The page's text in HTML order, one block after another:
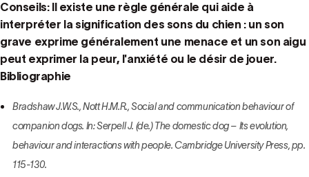
Conseils: Il existe une règle générale qui aide à
interpréter la signification des sons du chien : un son
grave exprime généralement une menace et un son aigu
peut exprimer la peur, l'anxiété ou le désir de jouer.
Bibliographie
Bradshaw J.W.S., Nott H.M.R., Social and communication behaviour of
companion dogs. In: Serpell J. (de.) The domestic dog – Its evolution,
behaviour and interactions with people. Cambridge University Press, pp.
115-130.